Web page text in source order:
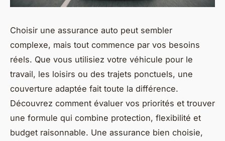
Choisir une assurance auto peut sembler
complexe, mais tout commence par vos besoins
réels. Que vous utilisiez votre véhicule pour le
travail, les loisirs ou des trajets ponctuels, une
couverture adaptée fait toute la différence.
Découvrez comment évaluer vos priorités et trouver
une formule qui combine protection, flexibilité et
budget raisonnable. Une assurance bien choisie,